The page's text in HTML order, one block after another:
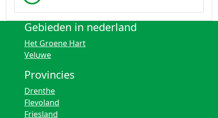
Gebieden in nederland
Het Groene Hart
Veluwe
Provincies
Drenthe
Flevoland
Friesland